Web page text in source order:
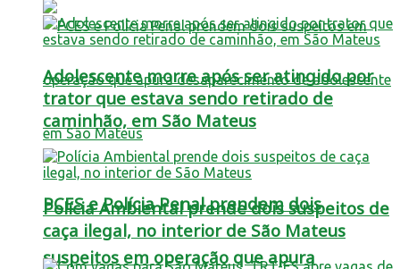
PCES e Polícia Penal prendem dois
suspeitos em operação que apura
Adolescente morre após ser atingido por
trator que estava sendo retirado de
caminhão, em São Mateus
Polícia Ambiental prende dois suspeitos de
caça ilegal, no interior de São Mateus